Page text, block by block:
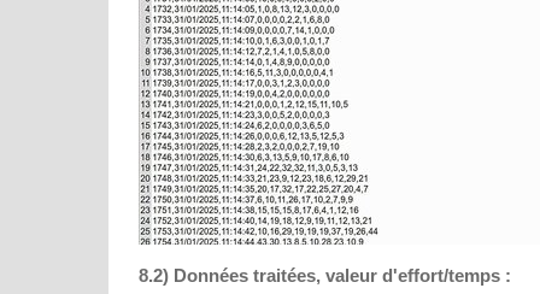
8.2) Données traitées, valeur d'effort/temps :